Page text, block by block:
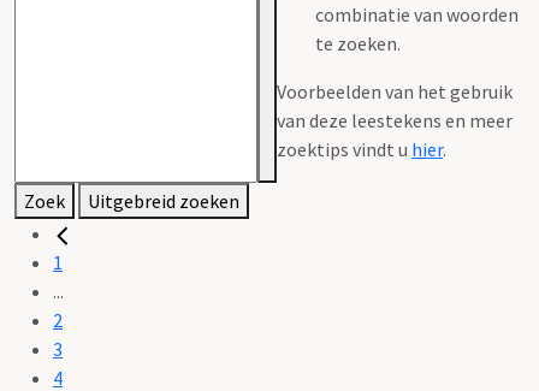
combinatie van woorden
te zoeken.
Voorbeelden van het gebruik
van deze leestekens en meer
zoektips vindt u hier.
Zoek Uitgebreid zoeken
1
...
2
3
4